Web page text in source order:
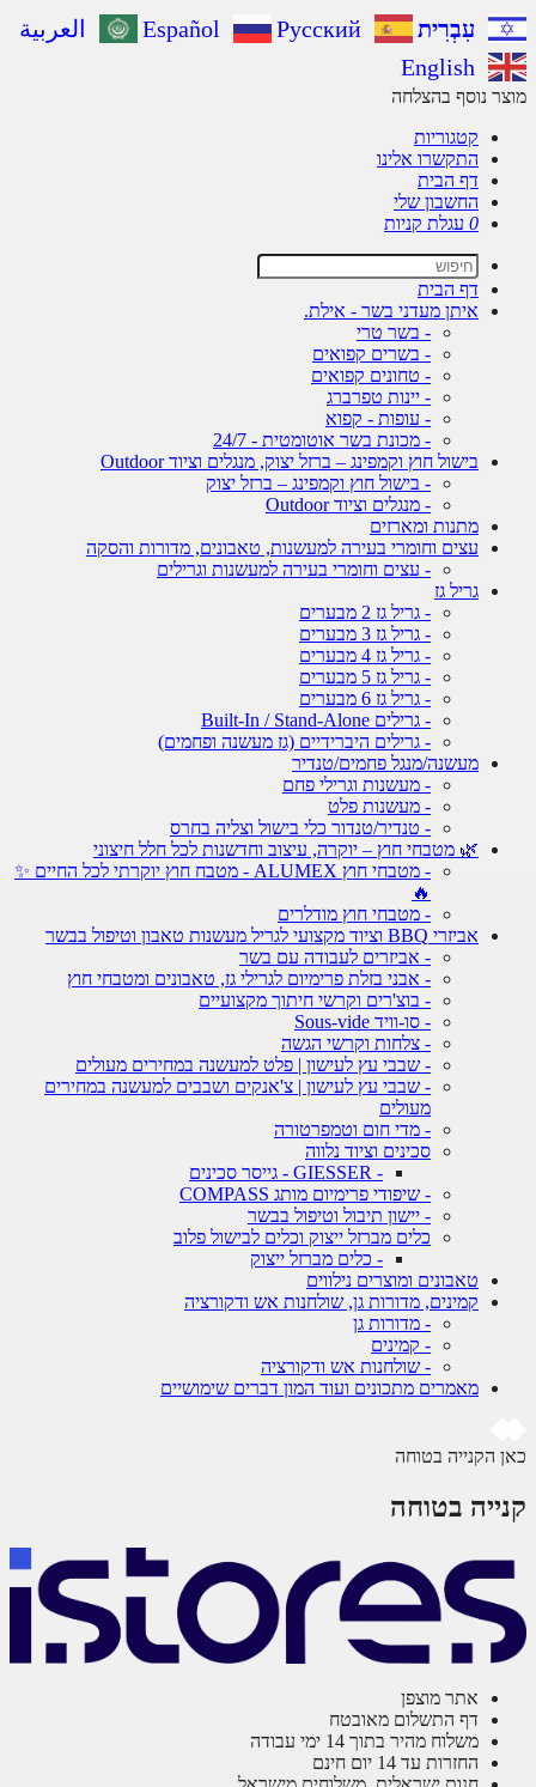
עִבְרִית Español Русский
العربية
English
מוצר נוסף בהצלחה
קטגוריות
התקשרו אלינו
דף הבית
החשבון שלי
0 עגלת קניות
דף הבית
איתן מעדני בשר - אילת.
- בשר טרי
- בשרים קפואים
- טחונים קפואים
- יינות טפרברג
- עופות - קפוא
- מכונת בשר אוטומטית - 24/7
בישול חוץ וקמפינג – ברזל יצוק, מנגלים וציוד Outdoor
- בישול חוץ וקמפינג – ברזל יצוק
- מנגלים וציוד Outdoor
מתנות ומארזים
עצים וחומרי בעירה למעשנות, טאבונים, מדורות והסקה
- עצים וחומרי בעירה למעשנות וגרילים
גריל גז
- גריל גז 2 מבערים
- גריל גז 3 מבערים
- גריל גז 4 מבערים
- גריל גז 5 מבערים
- גריל גז 6 מבערים
- גרילים Built-In / Stand-Alone
- גרילים היברידיים (גז מעשנה ופחמים)
מעשנה/מנגל פחמים/טנדיר
- מעשנות וגרילי פחם
- מעשנות פלט
- טנדיר/טנדור כלי בישול וצליה בחרס
🌿 מטבחי חוץ – יוקרה, עיצוב וחדשנות לכל חלל חיצוני
- מטבחי חוץ ALUMEX - מטבח חוץ יוקרתי לכל החיים ✨
🔥
- מטבחי חוץ מודלרים
אביזרי BBQ וציוד מקצועי לגריל מעשנות טאבון וטיפול בבשר
- אביזרים לעבודה עם בשר
- אבני בזלת פרימיום לגרילי גז, טאבונים ומטבחי חוץ
- בוצ'רים וקרשי חיתוך מקצועיים
- סו-וויד Sous-vide
- צלחות וקרשי הגשה
- שבבי עץ לעישון | פלט למעשנה במחירים מעולים
- שבבי עץ לעישון | צ'אנקים ושבבים למעשנה במחירים
מעולים
- מדי חום וטמפרטורה
סכינים וציוד נלווה
- GIESSER - גייסר סכינים
- שיפודי פרימיום מותג COMPASS
- יישון תיבול וטיפול בבשר
כלים מברזל ייצוק וכלים לבישול פלוב
- כלים מברזל ייצוק
טאבונים ומוצרים נילווים
קמינים, מדורות גן, שולחנות אש ודקורציה
- מדורות גן
- קמינים
- שולחנות אש ודקורציה
מאמרים מתכונים ועוד המון דברים שימושיים
כאן הקנייה בטוחה
קנייה בטוחה
אתר מוצפן
דף התשלום מאובטח
משלוח מהיר בתוך 14 ימי עבודה
החזרות עד 14 יום חינם